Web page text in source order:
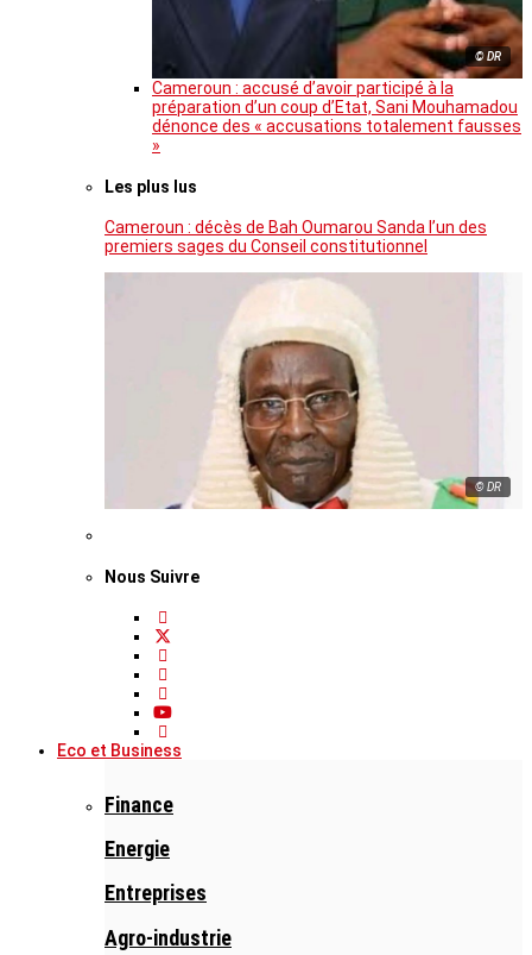
© DR
Cameroun : accusé d’avoir participé à la
préparation d’un coup d’Etat, Sani Mouhamadou
dénonce des « accusations totalement fausses
»
Les plus lus
Cameroun : décès de Bah Oumarou Sanda l’un des
premiers sages du Conseil constitutionnel
© DR
Nous Suivre
Eco et Business
Finance
Energie
Entreprises
Agro-industrie